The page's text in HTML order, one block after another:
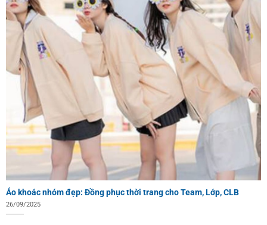
Áo khoác nhóm đẹp: Đồng phục thời trang cho Team, Lớp, CLB
26/09/2025